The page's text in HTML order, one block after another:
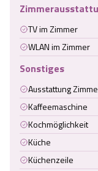
TV im Zimmer
WLAN im Zimmer
Sonstiges
Ausstattung
Kaffeemaschine
Kochmöglichkeit
Küche
Küchenzeile